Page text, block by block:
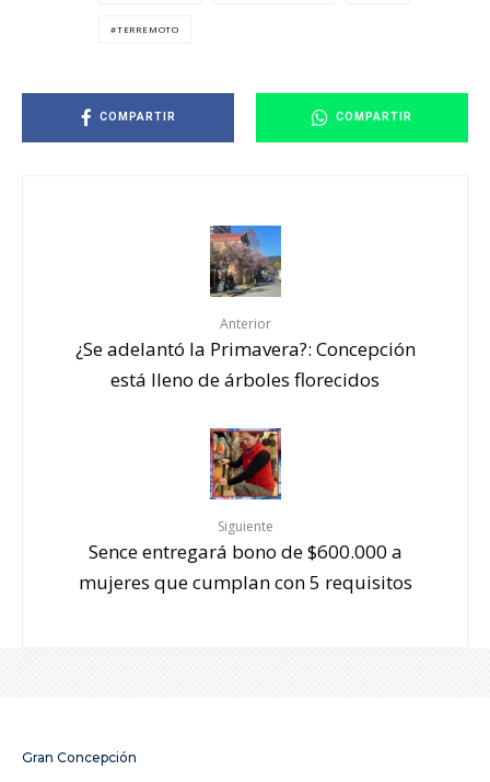
TERREMOTO
COMPARTIR COMPARTIR
Anterior
¿Se adelantó la Primavera?: Concepción
está lleno de árboles florecidos
Siguiente
Sence entregará bono de $600.000 a
mujeres que cumplan con 5 requisitos
Gran Concepción